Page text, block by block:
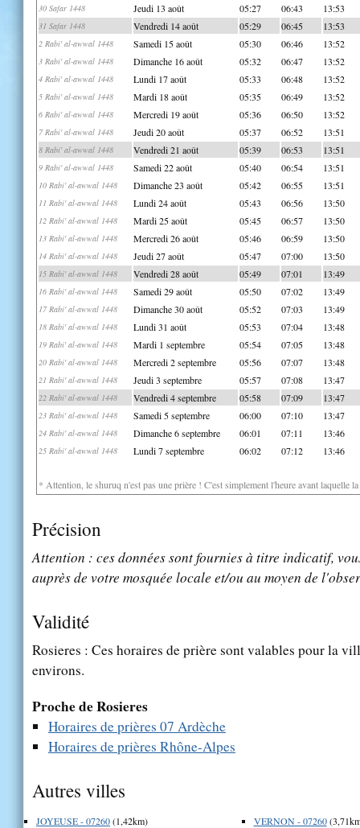
30 Safar 1448 Jeudi 13 août 05:27 06:43 13:53
31 Safar 1448 Vendredi 14 août 05:29 06:45 13:53
2 Rabi' al-awwal 1448 Samedi 15 août 05:30 06:46 13:52
3 Rabi' al-awwal 1448 Dimanche 16 août 05:32 06:47 13:52
4 Rabi' al-awwal 1448 Lundi 17 août 05:33 06:48 13:52
5 Rabi' al-awwal 1448 Mardi 18 août 05:35 06:49 13:52
6 Rabi' al-awwal 1448 Mercredi 19 août 05:36 06:50 13:52
7 Rabi' al-awwal 1448 Jeudi 20 août 05:37 06:52 13:51
8 Rabi' al-awwal 1448 Vendredi 21 août 05:39 06:53 13:51
9 Rabi' al-awwal 1448 Samedi 22 août 05:40 06:54 13:51
10 Rabi' al-awwal 1448 Dimanche 23 août 05:42 06:55 13:51
11 Rabi' al-awwal 1448 Lundi 24 août 05:43 06:56 13:50
12 Rabi' al-awwal 1448 Mardi 25 août 05:45 06:57 13:50
13 Rabi' al-awwal 1448 Mercredi 26 août 05:46 06:59 13:50
14 Rabi' al-awwal 1448 Jeudi 27 août 05:47 07:00 13:50
15 Rabi' al-awwal 1448 Vendredi 28 août 05:49 07:01 13:49
16 Rabi' al-awwal 1448 Samedi 29 août 05:50 07:02 13:49
17 Rabi' al-awwal 1448 Dimanche 30 août 05:52 07:03 13:49
18 Rabi' al-awwal 1448 Lundi 31 août 05:53 07:04 13:48
19 Rabi' al-awwal 1448 Mardi 1 septembre 05:54 07:05 13:48
20 Rabi' al-awwal 1448 Mercredi 2 septembre 05:56 07:07 13:48
21 Rabi' al-awwal 1448 Jeudi 3 septembre 05:57 07:08 13:47
22 Rabi' al-awwal 1448 Vendredi 4 septembre 05:58 07:09 13:47
23 Rabi' al-awwal 1448 Samedi 5 septembre 06:00 07:10 13:47
24 Rabi' al-awwal 1448 Dimanche 6 septembre 06:01 07:11 13:46
25 Rabi' al-awwal 1448 Lundi 7 septembre 06:02 07:12 13:46
* Attention, le shuruq n'est pas une prière ! C'est simplement l'heure avant laquelle
Précision
Attention : ces données sont fournies à titre indicatif,
auprès de votre mosquée locale et/ou au moyen de
Validité
Rosieres : Ces horaires de prière sont valables pour la
environs.
Proche de Rosieres
Horaires de prières 07 Ardèche
Horaires de prières Rhône-Alpes
Autres villes
JOYEUSE - 07260(1,42km)
VERNON - 07260